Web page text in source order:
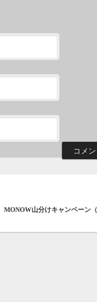
MONOW山分けキャンペーン（